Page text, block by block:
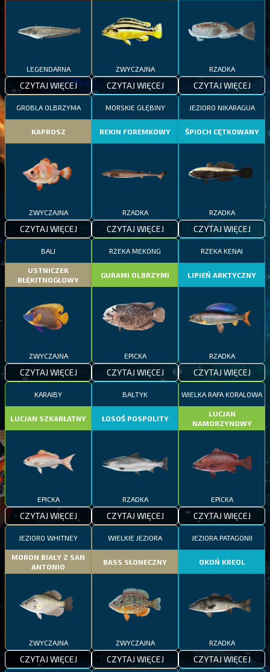
LEGENDARNA
CZYTAJ WIĘCEJ
ZWYCZAJNA
CZYTAJ WIĘCEJ
RZADKA
CZYTAJ WIĘCEJ
GROBLA OLBRZYMA
KAPROSZ
ZWYCZAJNA
CZYTAJ WIĘCEJ
MORSKIE GŁĘBINY
REKIN FOREMKOWY
RZADKA
CZYTAJ WIĘCEJ
JEZIORO NIKARAGUA
ŚPIOCH CĘTKOWANY
RZADKA
CZYTAJ WIĘCEJ
BALI
USTNICZEK
BŁĘKITNOGŁOWY
ZWYCZAJNA
CZYTAJ WIĘCEJ
RZEKA MEKONG
GURAMI OLBRZYMI
EPICKA
CZYTAJ WIĘCEJ
RZEKA KENAI
LIPIEŃ ARKTYCZNY
RZADKA
CZYTAJ WIĘCEJ
KARAIBY
LUCJAN SZKARŁATNY
EPICKA
CZYTAJ WIĘCEJ
BAŁTYK
ŁOSOŚ POSPOLITY
RZADKA
CZYTAJ WIĘCEJ
WIELKA RAFA KORALOWA
LUCJAN
NAMORZYNOWY
EPICKA
CZYTAJ WIĘCEJ
JEZIORO WHITNEY
MORON BIAŁY Z SAN
ANTONIO
ZWYCZAJNA
CZYTAJ WIĘCEJ
WIELKIE JEZIORA
BASS SŁONECZNY
ZWYCZAJNA
CZYTAJ WIĘCEJ
JEZIORA PATAGONII
OKOŃ KREOL
RZADKA
CZYTAJ WIĘCEJ